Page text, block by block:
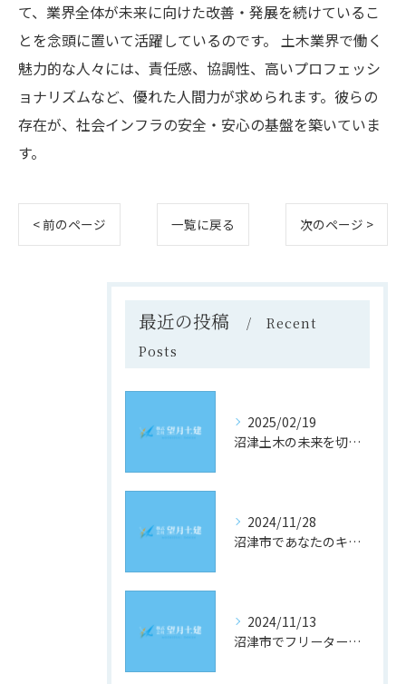
て、業界全体が未来に向けた改善・発展を続けているこ
とを念頭に置いて活躍しているのです。 土木業界で働く
魅力的な人々には、責任感、協調性、高いプロフェッシ
ョナリズムなど、優れた人間力が求められます。彼らの
存在が、社会インフラの安全・安心の基盤を築いていま
す。
< 前のページ 一覧に戻る 次のページ >
最近の投稿
Recent
Posts
2025/02/19
沼津土木の未来を切り開く！静岡県沼津市での求人情報と採用のヒント
2024/11/28
沼津市であなたのキャリアを築く！土木業界の最新求人情報をチェック
2024/11/13
沼津市でフリーター歓迎！理想の土木求人を見つけるための究極ガイド